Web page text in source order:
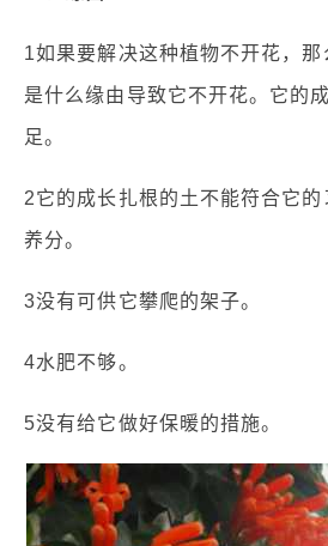
1如果要解决这种植物不开花，
是什么缘由导致它不开花。它的
足。
2它的成长扎根的土不能符合它
养分。
3没有可供它攀爬的架子。
4水肥不够。
5没有给它做好保暖的措施。